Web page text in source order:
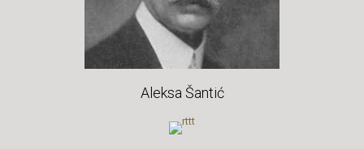
Aleksa Šantić